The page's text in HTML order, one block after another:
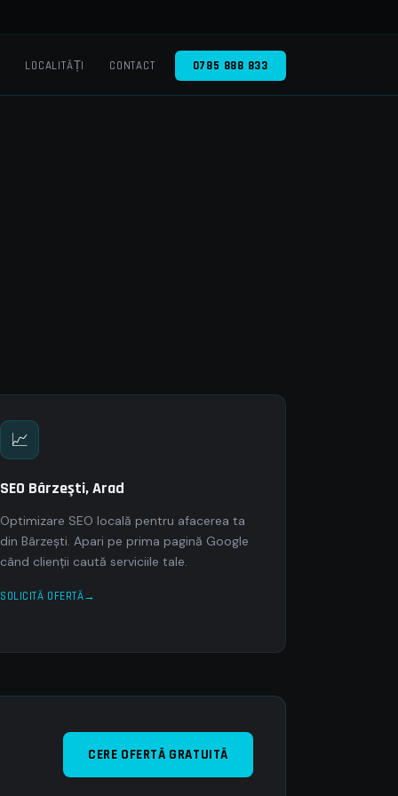
LOCALITĂȚI CONTACT 0785 888 833
📈
SEO Bârzeşti, Arad
Optimizare SEO locală pentru afacerea ta
din Bârzeşti. Apari pe prima pagină Google
când clienții caută serviciile tale.
SOLICITĂ OFERTĂ
CERE OFERTĂ GRATUITĂ